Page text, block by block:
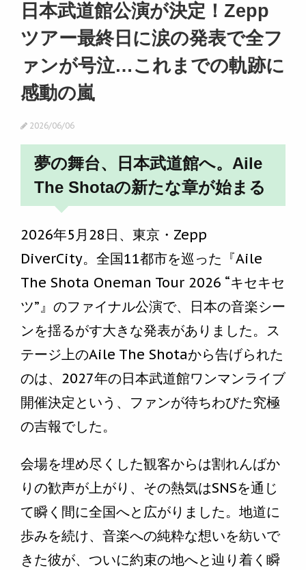
日本武道館公演が決定！Zepp
ツアー最終日に涙の発表で全フ
ァンが号泣…これまでの軌跡に
感動の嵐
2026/06/06
夢の舞台、日本武道館へ。Aile
The Shotaの新たな章が始まる
2026年5月28日、東京・Zepp
DiverCity。全国11都市を巡った『Aile
The Shota Oneman Tour 2026 “キセキセ
ツ”』のファイナル公演で、日本の音楽シー
ンを揺るがす大きな発表がありました。ス
テージ上のAile The Shotaから告げられた
のは、2027年の日本武道館ワンマンライブ
開催決定という、ファンが待ちわびた究極
の吉報でした。
会場を埋め尽くした観客からは割れんばか
りの歓声が上がり、その熱気はSNSを通じ
て瞬く間に全国へと広がりました。地道に
歩みを続け、音楽への純粋な想いを紡いで
きた彼が、ついに約束の地へと辿り着く瞬